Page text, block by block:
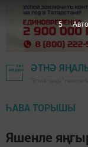
ӘТНӘ
ҺАВА ТОРЫШЫ
Яшенле
5